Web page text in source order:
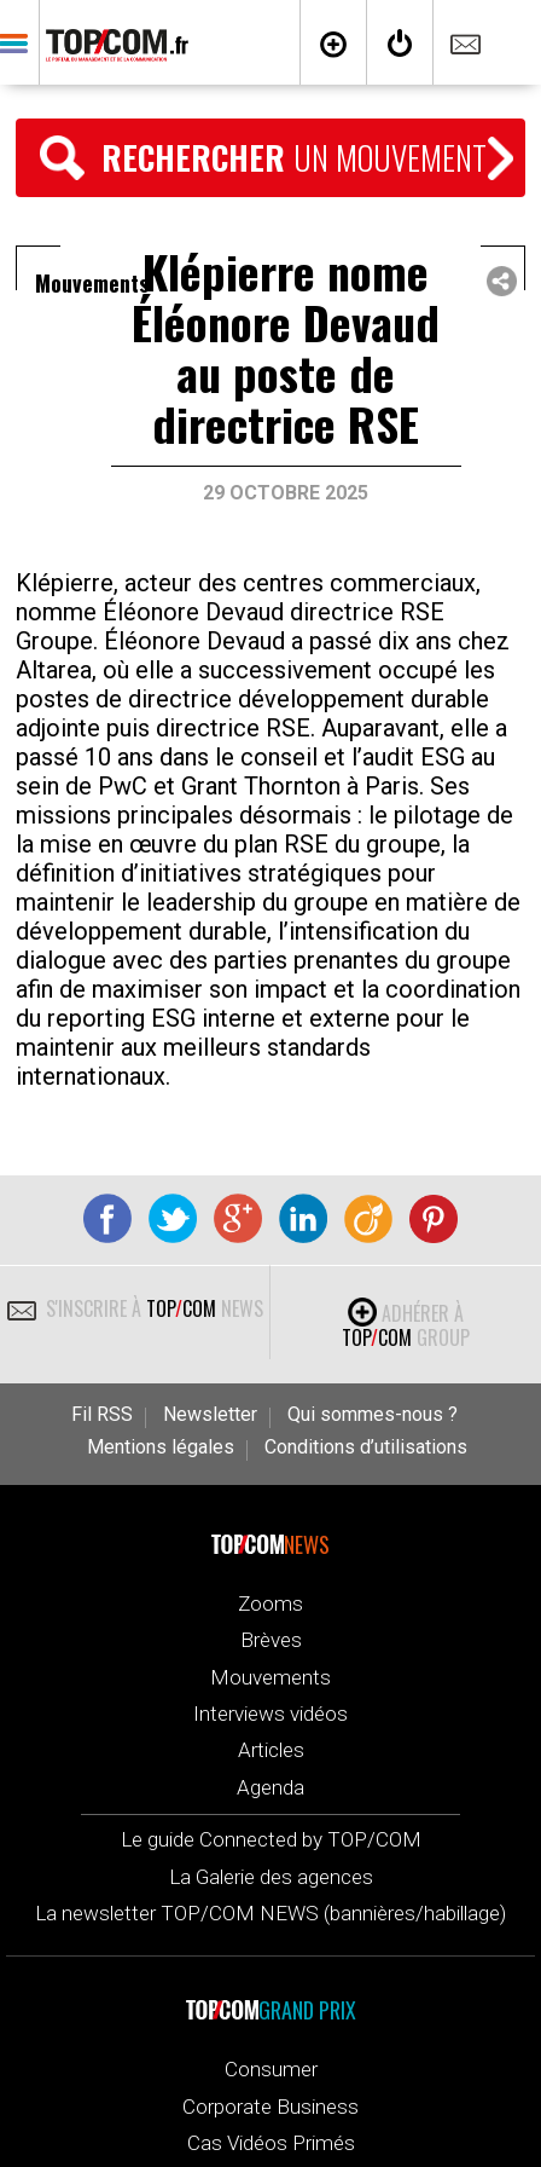
RECHERCHER UN MOUVEMENT
MouvementsKlépierre nome
Éléonore Devaud
au poste de
directrice RSE
29 OCTOBRE 2025
Klépierre, acteur des centres commerciaux,
nomme Éléonore Devaud directrice RSE
Groupe. Éléonore Devaud a passé dix ans chez
Altarea, où elle a successivement occupé les
postes de directrice développement durable
adjointe puis directrice RSE. Auparavant, elle a
passé 10 ans dans le conseil et l’audit ESG au
sein de PwC et Grant Thornton à Paris. Ses
missions principales désormais : le pilotage de
la mise en œuvre du plan RSE du groupe, la
définition d’initiatives stratégiques pour
maintenir le leadership du groupe en matière de
développement durable, l’intensification du
dialogue avec des parties prenantes du groupe
afin de maximiser son impact et la coordination
du reporting ESG interne et externe pour le
maintenir aux meilleurs standards
internationaux.
S'INSCRIRE À TOP/COM NEWS
ADHÉRER À
TOP/COM GROUP
Fil RSS Newsletter
Qui sommes-nous ?
Mentions légales
Conditions d’utilisations
NEWS
Zooms
Brèves
Mouvements
Interviews vidéos
Articles
Agenda
Le guide Connected by TOP/COM
La Galerie des agences
La newsletter TOP/COM NEWS (bannières/habillage)
GRAND PRIX
Consumer
Corporate Business
Cas Vidéos Primés